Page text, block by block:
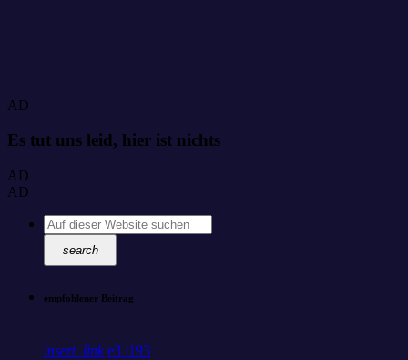
AD
Es tut uns leid, hier ist nichts
AD
AD
search
empfohlener Beitrag
insert_link 3 193